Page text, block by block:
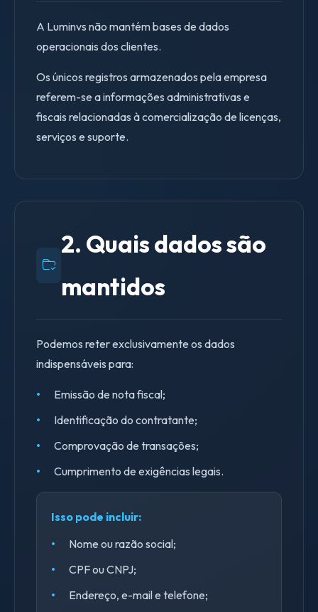
A Luminvs não mantém bases de dados
operacionais dos clientes.
Os únicos registros armazenados pela empresa
referem-se a informações administrativas e
fiscais relacionadas à comercialização de licenças,
serviços e suporte.
2. Quais dados são
mantidos
Podemos reter exclusivamente os dados
indispensáveis para:
Emissão de nota fiscal;
Identificação do contratante;
Comprovação de transações;
Cumprimento de exigências legais.
Isso pode incluir:
Nome ou razão social;
CPF ou CNPJ;
Endereço, e-mail e telefone;